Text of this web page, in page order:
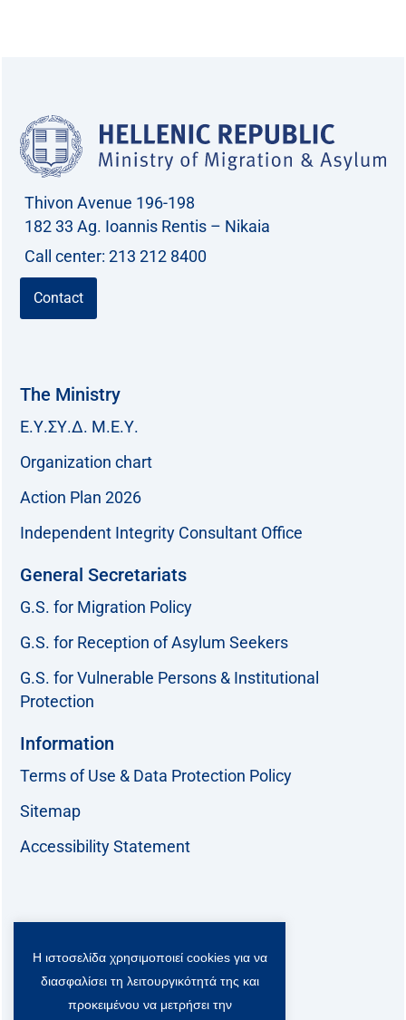
Thivon Avenue 196-198
182 33 Ag. Ioannis Rentis – Nikaia
Call center: 213 212 8400
Contact
The Ministry
Ε.Υ.ΣΥ.Δ. Μ.Ε.Υ.
Organization chart
Action Plan 2026
Independent Integrity Consultant Office
General Secretariats
G.S. for Migration Policy
G.S. for Reception of Asylum Seekers
G.S. for Vulnerable Persons & Institutional
Protection
Information
Terms of Use & Data Protection Policy
Sitemap
Accessibility Statement
F
a
T
w
t
L
i
k
Y
o
u
t
Viber Community:
Η ιστοσελίδα χρησιμοποιεί cookies για να
διασφαλίσει τη λειτουργικότητά της και
προκειμένου να μετρήσει την